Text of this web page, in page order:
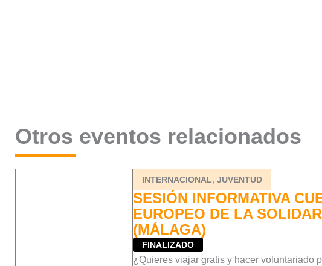
Otros eventos relacionados
INTERNACIONAL, JUVENTUD
SESIÓN INFORMATIVA
EUROPEO DE LA
(MÁLAGA)
FINALIZADO
¿Quieres viajar gratis y hacer voluntariado